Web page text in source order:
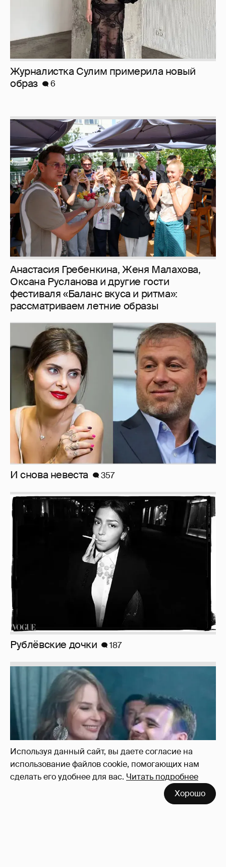
Используя данный сайт, вы даете согласие на
использование файлов cookie, помогающих нам
сделать его удобнее для вас. Читать подробнее
Хорошо
Анастасия Гребенкина, Женя Малахова,
Оксана Русланова и другие гости
фестиваля «Баланс вкуса и ритма»:
рассматриваем летние образы
И снова невеста 357
Рублёвские дочки 187
Неужели правда?